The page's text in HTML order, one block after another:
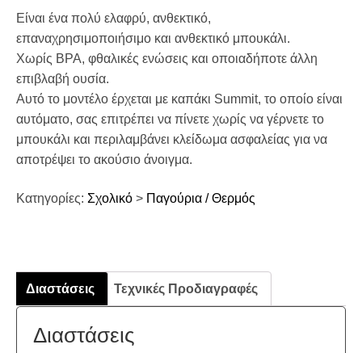
Είναι ένα πολύ ελαφρύ, ανθεκτικό,
επαναχρησιμοποιήσιμο και ανθεκτικό μπουκάλι.
Χωρίς BPA, φθαλικές ενώσεις και οποιαδήποτε άλλη
επιβλαβή ουσία.
Αυτό το μοντέλο έρχεται με καπάκι Summit, το οποίο είναι
αυτόματο, σας επιτρέπει να πίνετε χωρίς να γέρνετε το
μπουκάλι και περιλαμβάνει κλείδωμα ασφαλείας για να
αποτρέψει το ακούσιο άνοιγμα.
Κατηγορίες: Σχολικό > Παγούρια / Θερμός
Διαστάσεις Τεχνικές Προδιαγραφές
Διαστάσεις